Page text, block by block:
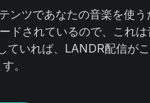
ツであなたの音楽を使う
ドされているので、これ
いれば、LANDR配信が
。